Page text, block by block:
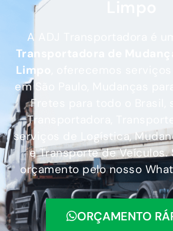
A ADJ Transportadora é
Transportadora de
Limpo
, oferecemos
em São Paulo, Mudanças
Fretes para todo o Brasil,
Transportadora,
serviços de Logística,
e Transporte de Veículos.
orçamento pelo nosso
ORÇAMENTO